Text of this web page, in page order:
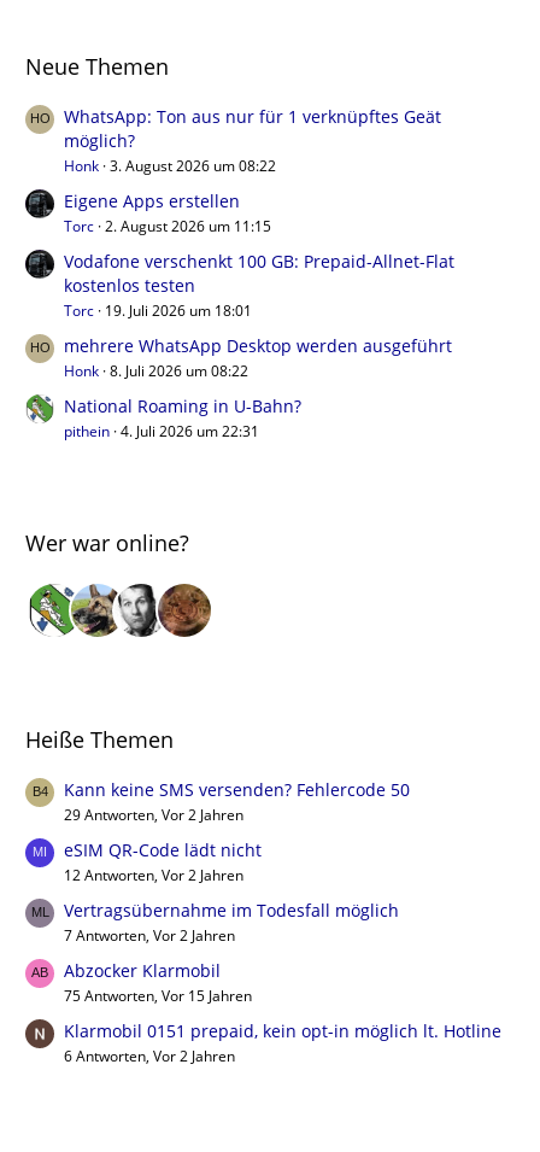
Neue Themen
WhatsApp: Ton aus nur für 1 verknüpftes Geät
möglich?
Honk 3. August 2026 um 08:22
Eigene Apps erstellen
Torc 2. August 2026 um 11:15
Vodafone verschenkt 100 GB: Prepaid-Allnet-Flat
kostenlos testen
Torc 19. Juli 2026 um 18:01
mehrere WhatsApp Desktop werden ausgeführt
Honk 8. Juli 2026 um 08:22
National Roaming in U-Bahn?
pithein 4. Juli 2026 um 22:31
Wer war online?
Heiße Themen
Kann keine SMS versenden? Fehlercode 50
29 Antworten, Vor 2 Jahren
eSIM QR-Code lädt nicht
12 Antworten, Vor 2 Jahren
Vertragsübernahme im Todesfall möglich
7 Antworten, Vor 2 Jahren
Abzocker Klarmobil
75 Antworten, Vor 15 Jahren
Klarmobil 0151 prepaid, kein opt-in möglich lt. Hotline
6 Antworten, Vor 2 Jahren